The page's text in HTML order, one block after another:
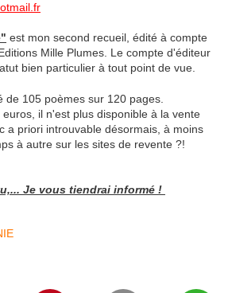
est mon second recueil, édité à compte
Mille Plumes. Le compte d'éditeur
bien particulier à tout point de vue.
de 105 poèmes sur 120 pages.
il n'est plus disponible à la vente
a priori introuvable désormais, à moins
à autre sur les sites de revente ?!
Je vous tiendrai informé !